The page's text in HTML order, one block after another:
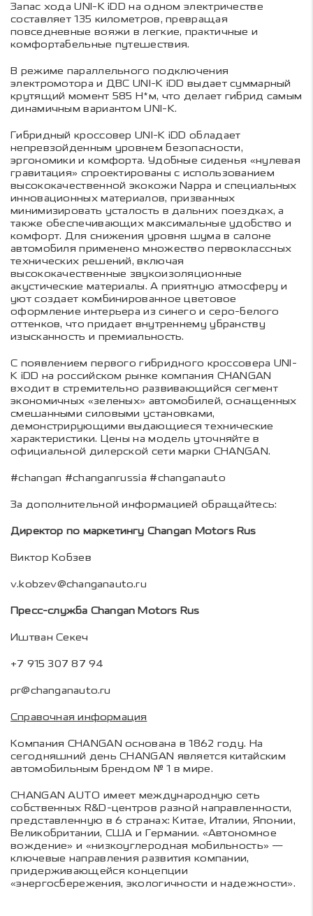
Запас хода UNI-K iDD на одном электричестве
составляет 135 километров, превращая
повседневные вояжи в легкие, практичные и
комфортабельные путешествия.
В режиме параллельного подключения
электромотора и ДВС UNI-K iDD выдает суммарный
крутящий момент 585 Н*м, что делает гибрид самым
динамичным вариантом UNI-K.
Гибридный кроссовер UNI-K iDD обладает
непревзойденным уровнем безопасности,
эргономики и комфорта. Удобные сиденья «нулевая
гравитация» спроектированы с использованием
высококачественной экокожи Nappa и специальных
инновационных материалов, призванных
минимизировать усталость в дальних поездках, а
также обеспечивающих максимальные удобство и
комфорт. Для снижения уровня шума в салоне
автомобиля применено множество первоклассных
технических решений, включая
высококачественные звукоизоляционные
акустические материалы. А приятную атмосферу и
уют создает комбинированное цветовое
оформление интерьера из синего и серо-белого
оттенков, что придает внутреннему убранству
изысканность и премиальность.
С появлением первого гибридного кроссовера UNI-
K iDD на российском рынке компания CHANGAN
входит в стремительно развивающийся сегмент
экономичных «зеленых» автомобилей, оснащенных
смешанными силовыми установками,
демонстрирующими выдающиеся технические
характеристики. Цены на модель уточняйте в
официальной дилерской сети марки CHANGAN.
#changan #changanrussia #changanauto
За дополнительной информацией обращайтесь:
Директор по маркетингу Changan Motors Rus
Виктор Кобзев
v.kobzev@changanauto.ru
Пресс-служба Changan Motors Rus
Иштван Секеч
+7 915 307 87 94
pr@changanauto.ru
Справочная информация
Компания CHANGAN основана в 1862 году. На
сегодняшний день CHANGAN является китайским
автомобильным брендом № 1 в мире.
CHANGAN AUTO имеет международную сеть
собственных R&D-центров разной направленности,
представленную в 6 странах: Китае, Италии, Японии,
Великобритании, США и Германии. «Автономное
вождение» и «низкоуглеродная мобильность» —
ключевые направления развития компании,
придерживающейся концепции
«энергосбережения, экологичности и надежности».